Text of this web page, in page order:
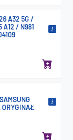
A32 5G /
A12 / N981
ORYGINAŁ